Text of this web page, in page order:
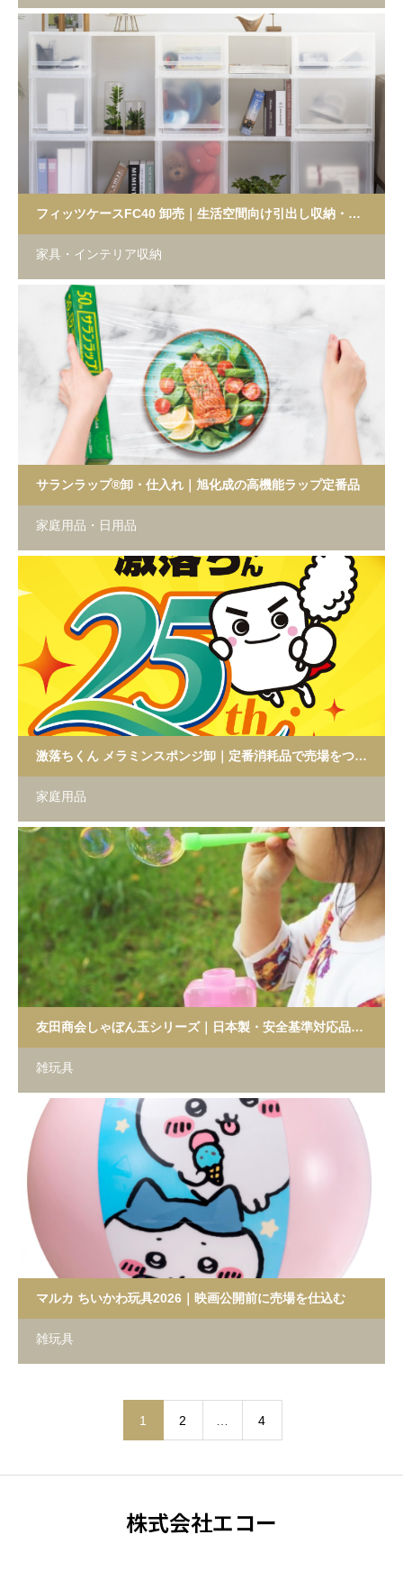
フィッツケースFC40 卸売｜生活空間向け引出し収納・小ロット対応
家具・インテリア収納
サランラップ®卸・仕入れ｜旭化成の高機能ラップ定番品
家庭用品・日用品
激落ちくん メラミンスポンジ卸｜定番消耗品で売場をつくる
家庭用品
友田商会しゃぼん玉シリーズ｜日本製・安全基準対応品を卸値で
雑玩具
マルカ ちいかわ玩具2026｜映画公開前に売場を仕込む
雑玩具
1 2 4
株式会社エコー